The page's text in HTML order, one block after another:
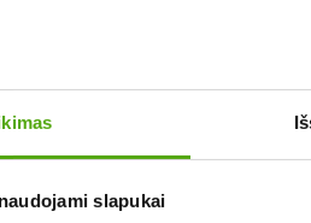
slapukai